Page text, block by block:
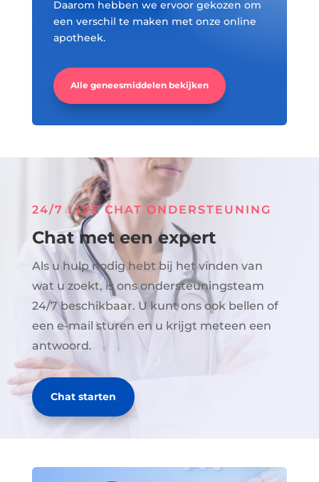
Daarom hebben we ervoor gekozen om
een verschil te maken met onze online
apotheek.
Alle geneesmiddelen bekijken
24/7 LIVE CHAT ONDERSTEUNING
Chat met een expert
Als u hulp nodig hebt bij het vinden van
wat u zoekt, is ons ondersteuningsteam
24/7 beschikbaar. U kunt ons ook bellen of
een e-mail sturen en u krijgt meteen een
antwoord.
Chat starten